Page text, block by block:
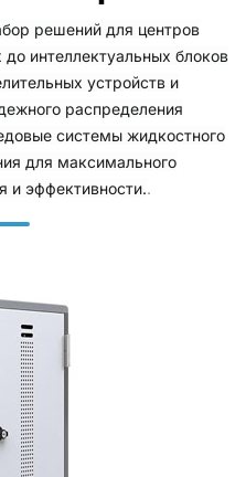
решений для центров
интеллектуальных блоков
устройств и
распределения
системы жидкостного
для максимального
и эффективности..